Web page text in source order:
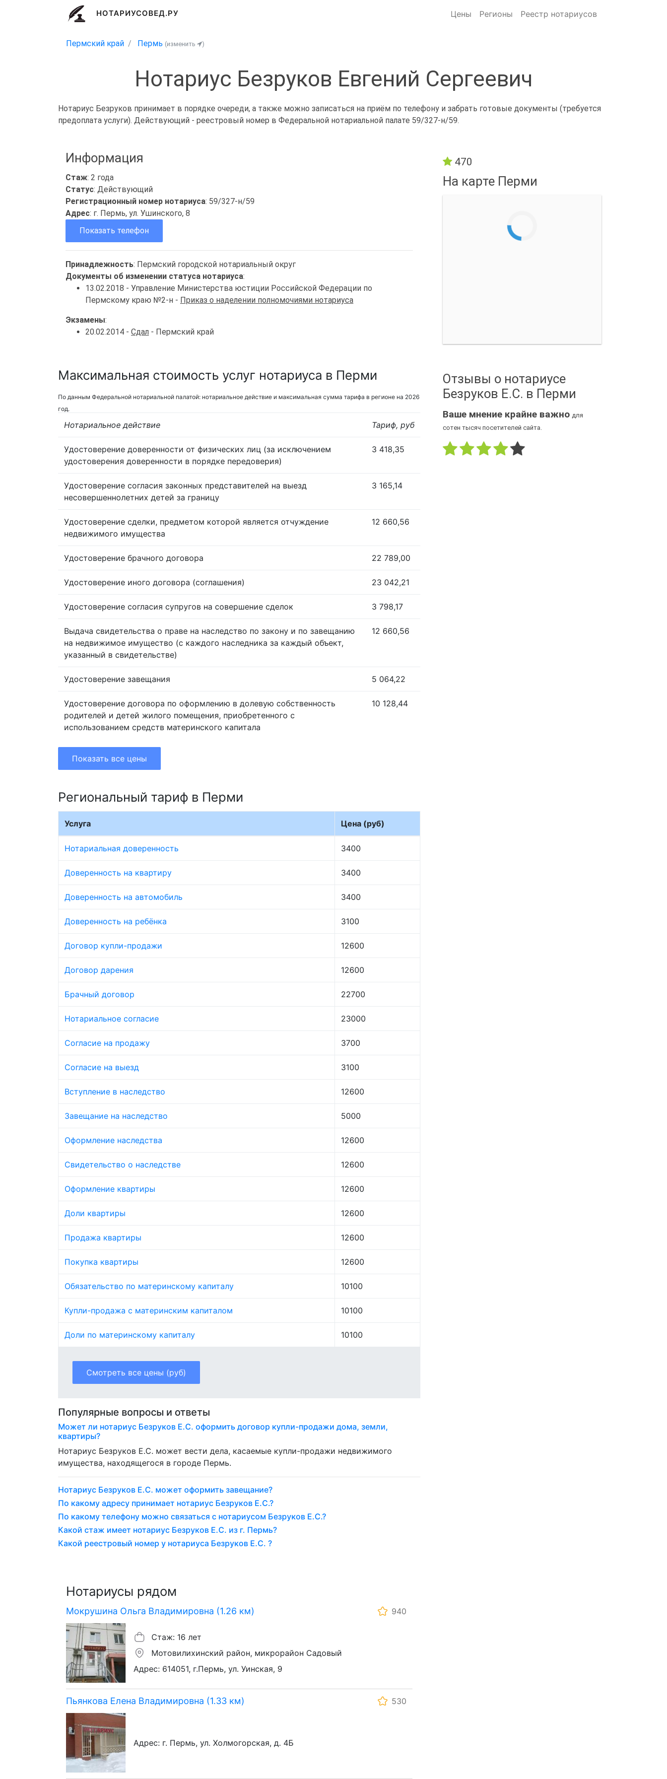
НОТАРИУСОВЕД.РУ Цены Регионы Реестр нотариусов
Пермский край Пермь (изменить )
Нотариус Безруков Евгений Сергеевич
Нотариус Безруков принимает в порядке очереди, а также можно записаться на приём по телефону и забрать готовые документы (требуется
предоплата услуги). Действующий - реестровый номер в Федеральной нотариальной палате 59/327-н/59.
Информация
Стаж: 2 года
Статус: Действующий
Регистрационный номер нотариуса: 59/327-н/59
Адрес: г. Пермь, ул. Ушинского, 8
Показать телефон
Принадлежность: Пермский городской нотариальный округ
Документы об изменении статуса нотариуса:
13.02.2018 - Управление Министерства юстиции Российской Федерации по
Пермскому краю №2-н - Приказ о наделении полномочиями нотариуса
Экзамены:
20.02.2014 - Сдал - Пермский край
Максимальная стоимость услуг нотариуса в Перми
По данным Федеральной нотариальной палатой: нотариальное действие и максимальная сумма тарифа в регионе на 2026
год.
Нотариальное действие Тариф, руб
Удостоверение доверенности от физических лиц (за исключением
удостоверения доверенности в порядке передоверия)
3 418,35
Удостоверение согласия законных представителей на выезд
несовершеннолетних детей за границу
3 165,14
Удостоверение сделки, предметом которой является отчуждение
недвижимого имущества
12 660,56
Удостоверение брачного договора 22 789,00
Удостоверение иного договора (соглашения) 23 042,21
Удостоверение согласия супругов на совершение сделок 3 798,17
Выдача свидетельства о праве на наследство по закону и по завещанию
на недвижимое имущество (с каждого наследника за каждый объект,
указанный в свидетельстве)
12 660,56
Удостоверение завещания 5 064,22
Удостоверение договора по оформлению в долевую собственность
родителей и детей жилого помещения, приобретенного с
использованием средств материнского капитала
10 128,44
Показать все цены
Региональный тариф в Перми
Услуга Цена (руб)
Нотариальная доверенность 3400
Доверенность на квартиру 3400
Доверенность на автомобиль 3400
Доверенность на ребёнка 3100
Договор купли-продажи 12600
Договор дарения 12600
Брачный договор 22700
Нотариальное согласие 23000
Согласие на продажу 3700
Согласие на выезд 3100
Вступление в наследство 12600
Завещание на наследство 5000
Оформление наследства 12600
Свидетельство о наследстве 12600
Оформление квартиры 12600
Доли квартиры 12600
Продажа квартиры 12600
Покупка квартиры 12600
Обязательство по материнскому капиталу 10100
Купли-продажа с материнским капиталом 10100
Доли по материнскому капиталу 10100
Смотреть все цены (руб)
Популярные вопросы и ответы
Может ли нотариус Безруков Е.С. оформить договор купли-продажи дома, земли,
квартиры?
Нотариус Безруков Е.С. может вести дела, касаемые купли-продажи недвижимого
имущества, находящегося в городе Пермь.
Нотариус Безруков Е.С. может оформить завещание?
По какому адресу принимает нотариус Безруков Е.С.?
По какому телефону можно связаться с нотариусом Безруков Е.С.?
Какой стаж имеет нотариус Безруков Е.С. из г. Пермь?
Какой реестровый номер у нотариуса Безруков Е.С. ?
Нотариусы рядом
Мокрушина Ольга Владимировна (1.26 км) 940
Стаж: 16 лет
Мотовилихинский район, микрорайон Садовый
Адрес: 614051, г.Пермь, ул. Уинская, 9
Пьянкова Елена Владимировна (1.33 км) 530
Адрес: г. Пермь, ул. Холмогорская, д. 4Б
470
На карте Перми
Отзывы о нотариусе
Безруков Е.С. в Перми
Ваше мнение крайне важно для
сотен тысяч посетителей сайта.